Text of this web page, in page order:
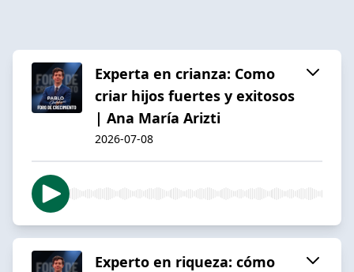
Experta en crianza: Como
criar hijos fuertes y exitosos
| Ana María Arizti
2026-07-08
Experto en riqueza: cómo